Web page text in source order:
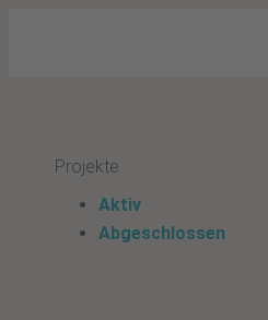
Projekte
Aktiv
Abgeschlossen